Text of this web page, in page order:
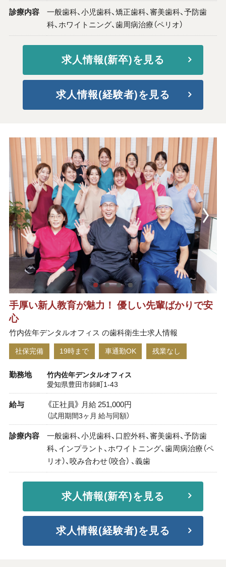
診療内容
一般歯科、小児歯科、矯正歯科、審美歯科、予防歯
科、ホワイトニング、歯周病治療（ペリオ）
求人情報(新卒)を見る
求人情報(経験者)を見る
手厚い新人教育が魅力！ 優しい先輩ばかりで安
心
竹内佐年デンタルオフィス の歯科衛生士求人情報
社保完備 19時まで 車通勤OK 残業なし
勤務地 竹内佐年デンタルオフィス
愛知県豊田市錦町1-43
給与 《正社員》 月給 251,000円
（試用期間3ヶ月 給与同額）
診療内容
一般歯科、小児歯科、口腔外科、審美歯科、予防歯
科、インプラント、ホワイトニング、歯周病治療（ペ
リオ）、咬み合わせ（咬合） 、義歯
求人情報(新卒)を見る
求人情報(経験者)を見る